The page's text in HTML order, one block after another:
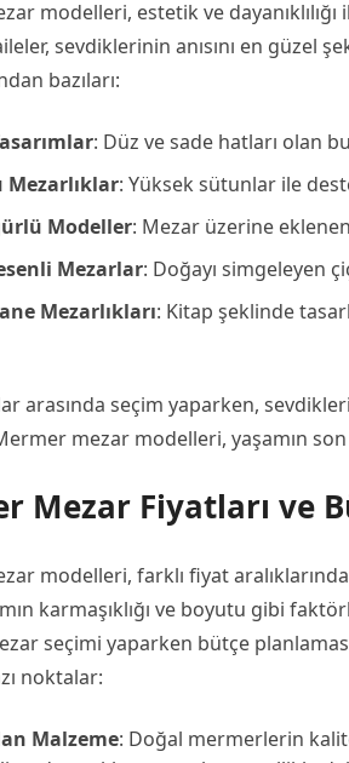
modelleri, estetik ve
sevdiklerinin anısını en güzel
bazıları:
: Düz ve sade hatları olan
: Yüksek sütunlar ile
Modeller: Mezar üzerine
Mezarlar: Doğayı simgeleyen
Mezarlıkları: Kitap şeklinde
arasında seçim yaparken,
mezar modelleri, yaşamın
Mezar Fiyatları ve
modelleri, farklı fiyat
karmaşıklığı ve boyutu gibi
seçimi yaparken bütçe
noktalar:
Malzeme: Doğal mermerlerin